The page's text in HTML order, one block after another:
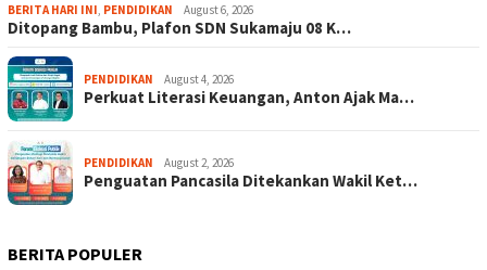
BERITA HARI INI, PENDIDIKAN August 6, 2026
Ditopang Bambu, Plafon SDN Sukamaju 08 K…
PENDIDIKAN August 4, 2026
Perkuat Literasi Keuangan, Anton Ajak Ma…
PENDIDIKAN August 2, 2026
Penguatan Pancasila Ditekankan Wakil Ket…
BERITA POPULER